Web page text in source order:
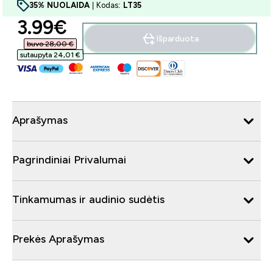
35% NUOLAIDA | Kodas: LT35
discounted price
3.99€‎
buvo 28,00 €‎
sutaupyta 24,01 €‎
Išparduota
Aprašymas
Pagrindiniai Privalumai
Tinkamumas ir audinio sudėtis
Prekės Aprašymas